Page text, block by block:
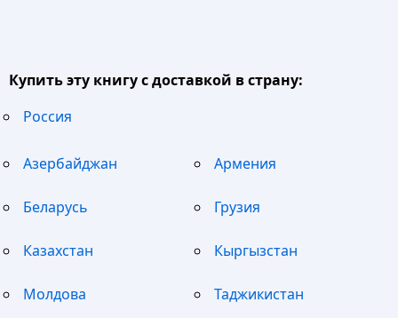
Купить эту книгу с доставкой в страну:
Россия
Азербайджан Армения
Беларусь Грузия
Казахстан Кыргызстан
Молдова Таджикистан